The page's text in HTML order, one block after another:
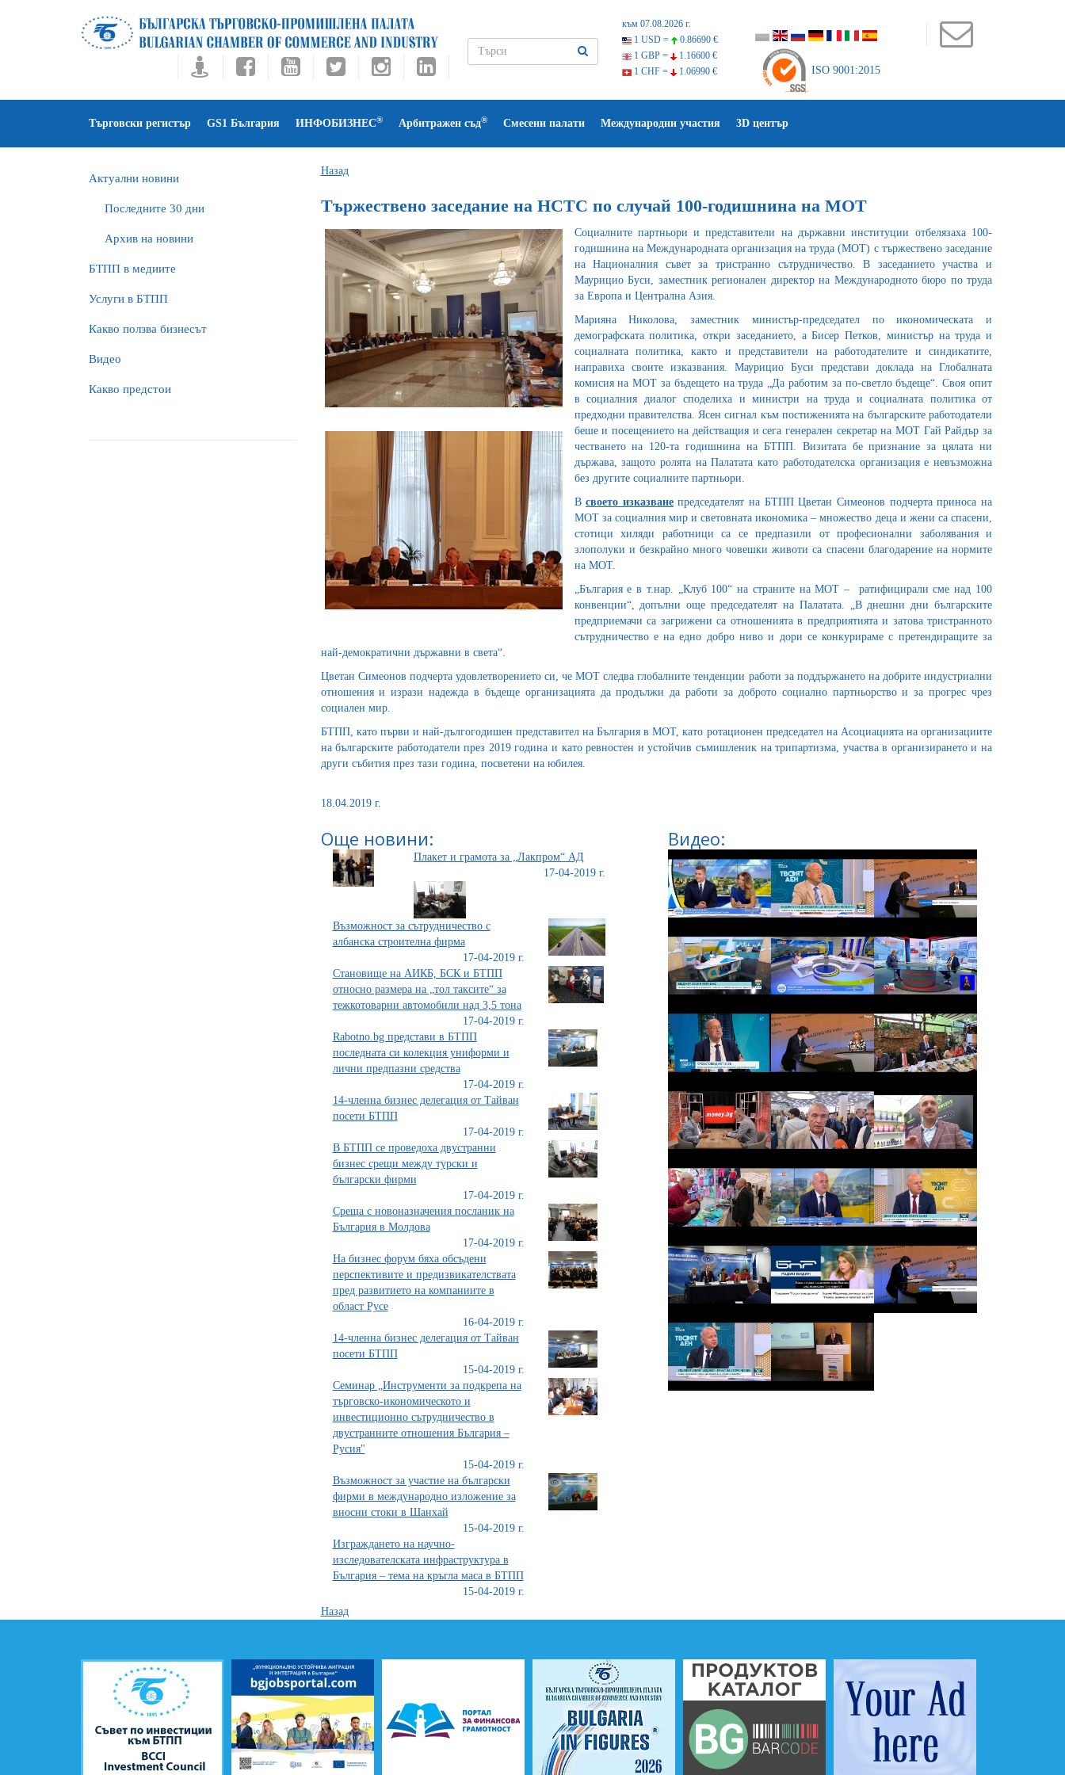
към 07.08.2026 г.
1 USD =
0.86690 €
1 GBP =
1.16600 €
1 CHF =
1.06990 € ISO 9001:2015
Търговски регистър GS1 България ИНФОБИЗНЕС® Арбитражен съд® Смесени палати Международни участия 3D център
Актуални новини
Последните 30 дни
Архив на новини
БTПП в медиите
Услуги в БТПП
Какво ползва бизнесът
Видео
Какво предстои
Назад
Тържествено заседание на НСТС по случай 100-годишнина на МОТ
Социалните партньори и представители на държавни институции отбелязаха 100-
годишнина на Международната организация на труда (МОТ) с тържествено заседание
на Националния съвет за тристранно сътрудничество. В заседанието участва и
Маурицио Буси, заместник регионален директор на Международното бюро по труда
за Европа и Централна Азия.
Марияна Николова, заместник министър-председател по икономическата и
демографската политика, откри заседанието, а Бисер Петков, министър на труда и
социалната политика, както и представители на работодателите и синдикатите,
направиха своите изказвания. Маурицио Буси представи доклада на Глобалната
комисия на МОТ за бъдещето на труда „Да работим за по-светло бъдеще“. Своя опит
в социалния диалог споделиха и министри на труда и социалната политика от
предходни правителства. Ясен сигнал към постиженията на българските работодатели
беше и посещението на действащия и сега генерален секретар на МОТ Гай Райдър за
честването на 120-та годишнина на БТПП. Визитата бе признание за цялата ни
държава, защото ролята на Палатата като работодателска организация е невъзможна
без другите социалните партньори.
Всвоето изказванепредседателят на БТПП Цветан Симеонов подчерта приноса на
МОТ за социалния мир и световната икономика – множество деца и жени са спасени,
стотици хиляди работници са се предпазили от професионални заболявания и
злополуки и безкрайно много човешки животи са спасени благодарение на нормите
на МОТ.
„България е в т.нар. „Клуб 100“ на страните на МОТ – ратифицирали сме над 100
конвенции“, допълни още председателят на Палатата. „В днешни дни българските
предприемачи са загрижени са отношенията в предприятията и затова тристранното
сътрудничество е на едно добро ниво и дори се конкурираме с претендиращите за
най-демократични държавни в света“.
Цветан Симеонов подчерта удовлетворението си, че МОТ следва глобалните тенденции работи за поддържането на добрите индустриални
отношения и изрази надежда в бъдеще организацията да продължи да работи за доброто социално партньорство и за прогрес чрез
социален мир.
БТПП, като първи и най-дългогодишен представител на България в МОТ, като ротационен председател на Асоциацията на организациите
на българските работодатели през 2019 година и като ревностен и устойчив съмишленик на трипартизма, участва в организирането и на
други събития през тази година, посветени на юбилея.
18.04.2019 г.
Още новини:
Плакет и грамота за „Лакпром“ АД
17-04-2019 г.
Възможност за сътрудничество с
албанска строителна фирма
17-04-2019 г.
Становище на АИКБ, БСК и БТПП
относно размера на „тол таксите“ за
тежкотоварни автомобили над 3,5 тона
17-04-2019 г.
Rabotno.bg представи в БТПП
последната си колекция униформи и
лични предпазни средства
17-04-2019 г.
14-членна бизнес делегация от Тайван
посети БТПП
17-04-2019 г.
В БТПП се проведоха двустранни
бизнес срещи между турски и
български фирми
17-04-2019 г.
Среща с новоназначения посланик на
България в Молдова
17-04-2019 г.
На бизнес форум бяха обсъдени
перспективите и предизвикателствата
пред развитието на компаниите в
област Русе
16-04-2019 г.
14-членна бизнес делегация от Тайван
посети БТПП
15-04-2019 г.
Семинар „Инструменти за подкрепа на
търговско-икономическото и
инвестиционно сътрудничество в
двустранните отношения България –
Русия"
15-04-2019 г.
Възможност за участие на български
фирми в международно изложение за
вносни стоки в Шанхай
15-04-2019 г.
Изграждането на научно-
изследователската инфраструктура в
България – тема на кръгла маса в БТПП
15-04-2019 г.
Видео:
Назад